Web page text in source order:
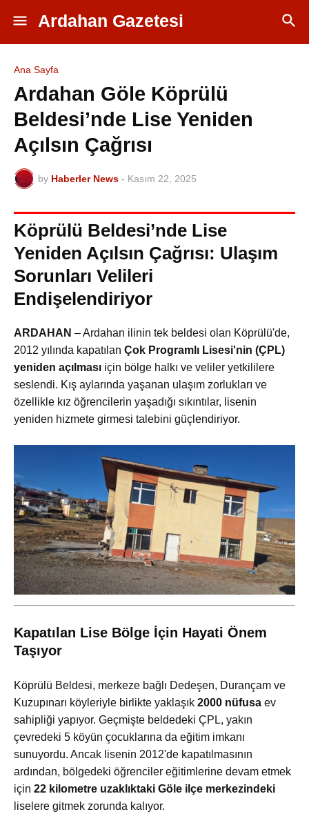
Ardahan Gazetesi
Ana Sayfa
Ardahan Göle Köprülü
Beldesi’nde Lise Yeniden
Açılsın Çağrısı
by Haberler News - Kasım 22, 2025
Köprülü Beldesi’nde Lise
Yeniden Açılsın Çağrısı: Ulaşım
Sorunları Velileri
Endişelendiriyor
ARDAHAN – Ardahan ilinin tek beldesi olan Köprülü'de,
2012 yılında kapatılan Çok Programlı Lisesi'nin (ÇPL)
yeniden açılması için bölge halkı ve veliler yetkililere
seslendi. Kış aylarında yaşanan ulaşım zorlukları ve
özellikle kız öğrencilerin yaşadığı sıkıntılar, lisenin
yeniden hizmete girmesi talebini güçlendiriyor.
Kapatılan Lise Bölge İçin Hayati Önem
Taşıyor
Köprülü Beldesi, merkeze bağlı Dedeşen, Durançam ve
Kuzupınarı köyleriyle birlikte yaklaşık 2000 nüfusa ev
sahipliği yapıyor. Geçmişte beldedeki ÇPL, yakın
çevredeki 5 köyün çocuklarına da eğitim imkanı
sunuyordu. Ancak lisenin 2012'de kapatılmasının
ardından, bölgedeki öğrenciler eğitimlerine devam etmek
için 22 kilometre uzaklıktaki Göle ilçe merkezindeki
liselere gitmek zorunda kalıyor.